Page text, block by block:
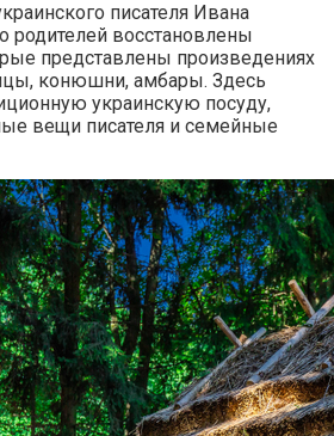
писателя Ивана
родителей восстановлены
представлены произведениях
конюшни, амбары. Здесь
украинскую посуду,
вещи писателя и семейные